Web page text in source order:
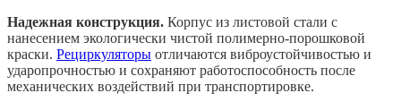
Надежная конструкция. Корпус из листовой стали с
нанесением экологически чистой полимерно-порошковой
краски. Рециркуляторы отличаются виброустойчивостью и
ударопрочностью и сохраняют работоспособность после
механических воздействий при транспортировке.